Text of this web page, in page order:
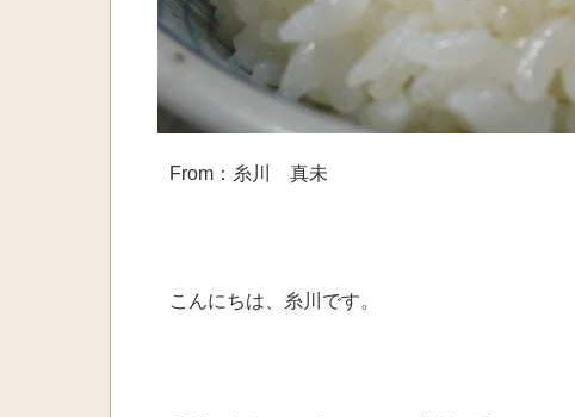
From：糸川 真未
こんにちは、糸川です。